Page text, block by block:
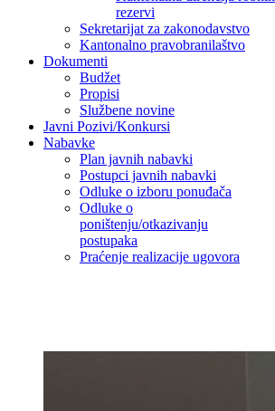
rezervi
Sekretarijat za zakonodavstvo
Kantonalno pravobranilaštvo
Dokumenti
Budžet
Propisi
Službene novine
Javni Pozivi/Konkursi
Nabavke
Plan javnih nabavki
Postupci javnih nabavki
Odluke o izboru ponuđača
Odluke o
poništenju/otkazivanju
postupaka
Praćenje realizacije ugovora